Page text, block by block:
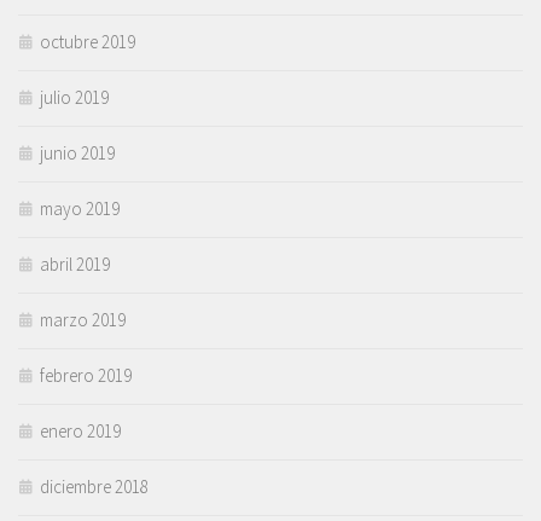
octubre 2019
julio 2019
junio 2019
mayo 2019
abril 2019
marzo 2019
febrero 2019
enero 2019
diciembre 2018